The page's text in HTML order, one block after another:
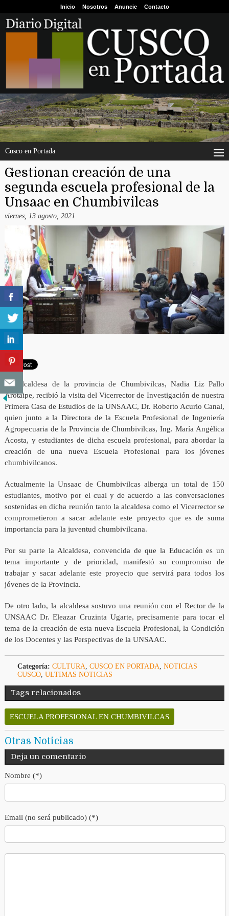
Inicio Nosotros Anuncie Contacto
Cusco en Portada
Gestionan creación de una
segunda escuela profesional de la
Unsaac en Chumbivilcas
viernes, 13 agosto, 2021
La Alcaldesa de la provincia de Chumbivilcas, Nadia Liz Pallo
Arotaipe, recibió la visita del Vicerrector de Investigación de nuestra
Primera Casa de Estudios de la UNSAAC, Dr. Roberto Acurio Canal,
quien junto a la Directora de la Escuela Profesional de Ingeniería
Agropecuaria de la Provincia de Chumbivilcas, Ing. María Angélica
Acosta, y estudiantes de dicha escuela profesional, para abordar la
creación de una nueva Escuela Profesional para los jóvenes
chumbivilcanos.
Actualmente la Unsaac de Chumbivilcas alberga un total de 150
estudiantes, motivo por el cual y de acuerdo a las conversaciones
sostenidas en dicha reunión tanto la alcaldesa como el Vicerrector se
comprometieron a sacar adelante este proyecto que es de suma
importancia para la juventud chumbivilcana.
Por su parte la Alcaldesa, convencida de que la Educación es un
tema importante y de prioridad, manifestó su compromiso de
trabajar y sacar adelante este proyecto que servirá para todos los
jóvenes de la Provincia.
De otro lado, la alcaldesa sostuvo una reunión con el Rector de la
UNSAAC Dr. Eleazar Cruzinta Ugarte, precisamente para tocar el
tema de la creación de esta nueva Escuela Profesional, la Condición
de los Docentes y las Perspectivas de la UNSAAC.
Categoría: CULTURA, CUSCO EN PORTADA, NOTICIAS
CUSCO, ULTIMAS NOTICIAS
Tags relacionados
ESCUELA PROFESIONAL EN CHUMBIVILCAS
Otras Noticias
Deja un comentario
Nombre (*)
Email (no será publicado) (*)